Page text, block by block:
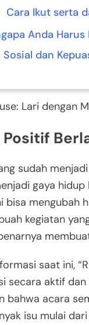
Cara Ikut serta
Anda
Sosial dan
Lari dengan
Positif
sudah
gaya
bisa mengubah
kegiatan
saat ini,
secara aktif
bahwa acara
isu mulai